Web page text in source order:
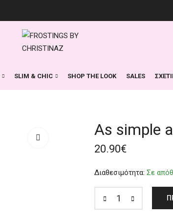
SLIM & CHIC SHOP THE LOOK SALES
As simple
20.90€
Διαθεσιμότητα: Σε